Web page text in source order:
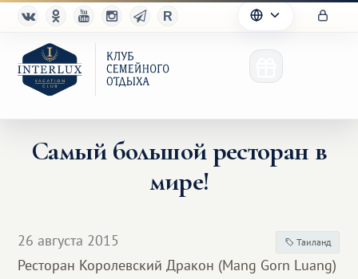
Партнерам
Самый большой ресторан в
мире!
26 августа 2015 Таиланд
Ресторан Королевский Дракон (Mang Gorn Luang)